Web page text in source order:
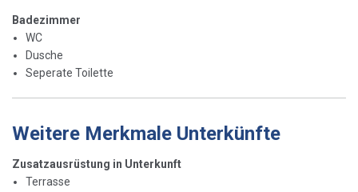
Badezimmer
WC
Dusche
Seperate Toilette
Weitere Merkmale Unterkünfte
Zusatzausrüstung in Unterkunft
Terrasse